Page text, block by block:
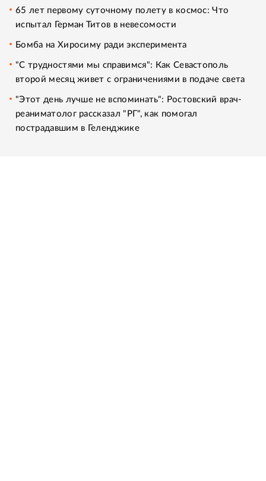
65 лет первому суточному полету в космос: Что
испытал Герман Титов в невесомости
Бомба на Хиросиму ради эксперимента
"С трудностями мы справимся": Как Севастополь
второй месяц живет с ограничениями в подаче света
"Этот день лучше не вспоминать": Ростовский врач-
реаниматолог рассказал "РГ", как помогал
пострадавшим в Геленджике